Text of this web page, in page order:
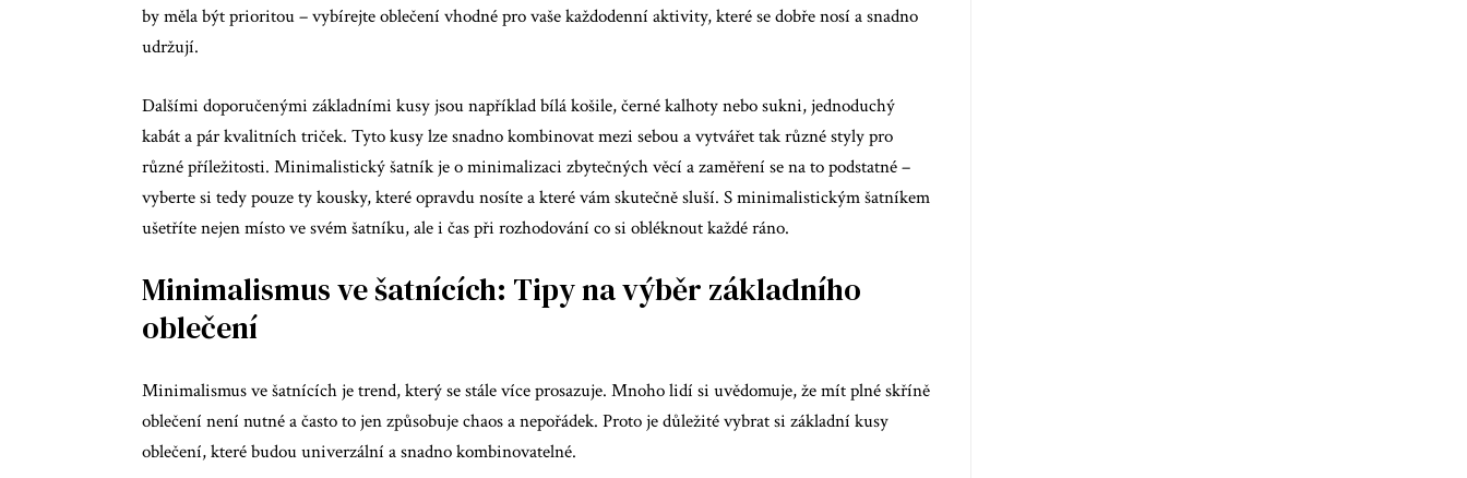
by měla být prioritou – vybírejte oblečení vhodné pro vaše každodenní aktivity, které se dobře nosí a snadno
udržují.
Dalšími doporučenými základními kusy jsou například bílá košile, černé kalhoty nebo sukni, jednoduchý
kabát a pár kvalitních triček. Tyto kusy lze snadno kombinovat mezi sebou a vytvářet tak různé styly pro
různé příležitosti. Minimalistický šatník je o minimalizaci zbytečných věcí a zaměření se na to podstatné –
vyberte si tedy pouze ty kousky, které opravdu nosíte a které vám skutečně sluší. S minimalistickým šatníkem
ušetříte nejen místo ve svém šatníku, ale i čas při rozhodování co si obléknout každé ráno.
Minimalismus ve šatnících: Tipy na výběr základního
oblečení
Minimalismus ve šatnících je trend, který se stále více prosazuje. Mnoho lidí si uvědomuje, že mít plné skříně
oblečení není nutné a často to jen způsobuje chaos a nepořádek. Proto je důležité vybrat si základní kusy
oblečení, které budou univerzální a snadno kombinovatelné.